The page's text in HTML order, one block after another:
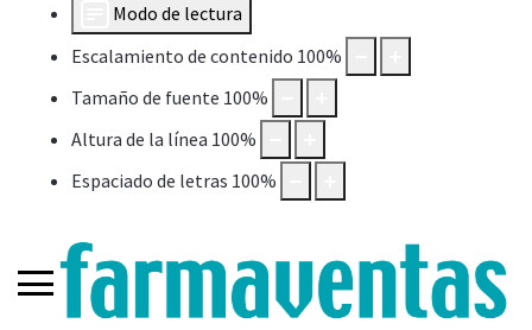
Modo de lectura
Escalamiento de contenido 100%
Tamaño de fuente 100%
Altura de la línea 100%
Espaciado de letras 100%